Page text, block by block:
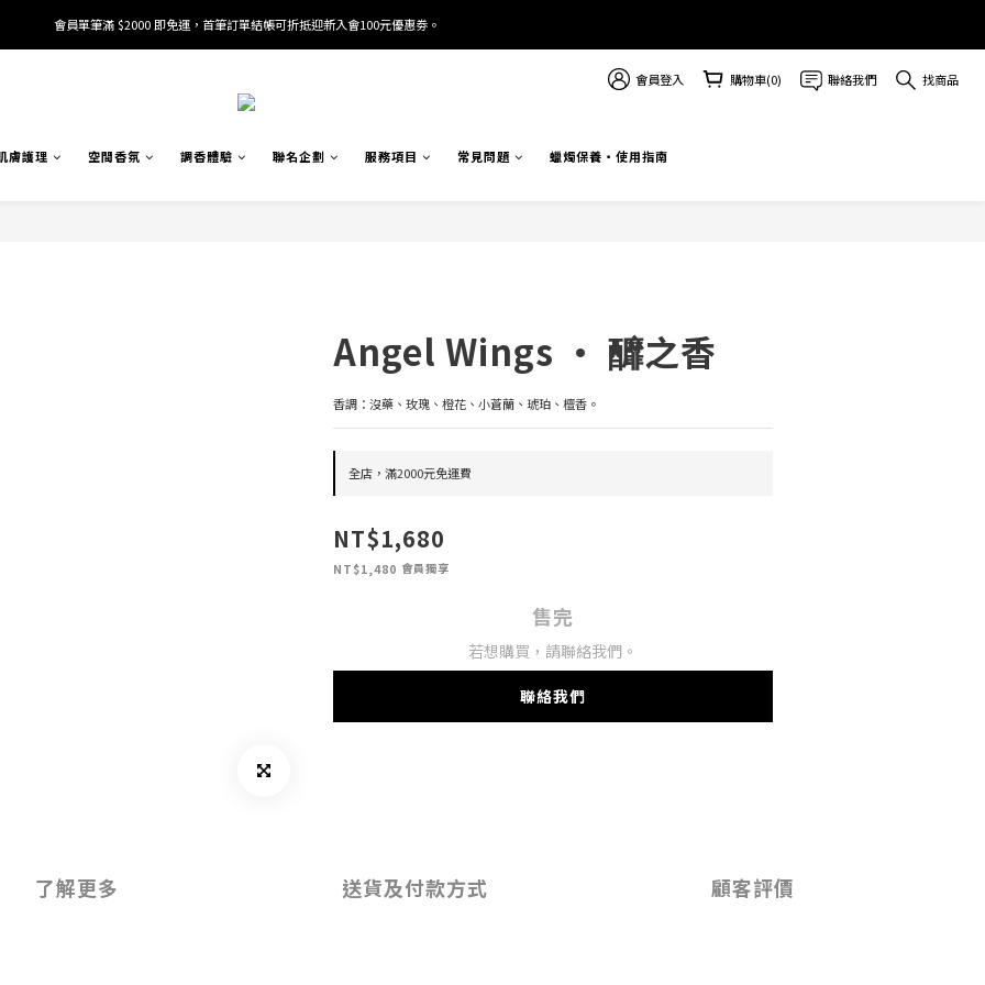
加入/驗證會員並綁定電話號碼，即可獲得百元購物金2張。
會員單筆滿 $2000 即免運，首筆訂單結帳可折抵迎新入會100元優惠劵。
會員登入 購物車(0) 聯絡我們 找商品
膚護理 空間香氛 調香體驗 聯名企劃 服務項目 常見問題 蠟燭保養・使用指南
Angel Wings · 釄之香
香調：沒藥、玫瑰、橙花、小蒼蘭、琥珀、檀香。
全店，滿2000元免運費
NT$1,680
NT$1,480 會員獨享
售完
若想購買，請聯絡我們。
聯絡我們
了解更多 送貨及付款方式 顧客評價